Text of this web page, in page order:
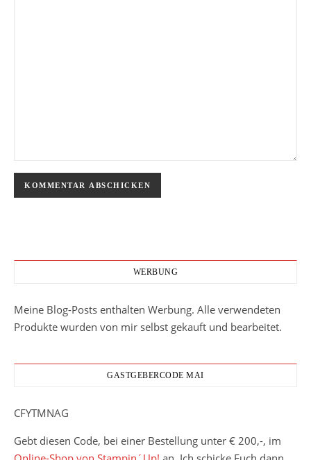
WERBUNG
Meine Blog-Posts enthalten Werbung. Alle verwendeten
Produkte wurden von mir selbst gekauft und bearbeitet.
GASTGEBERCODE MAI
CFYTMNAG
Gebt diesen Code, bei einer Bestellung unter € 200,-, im